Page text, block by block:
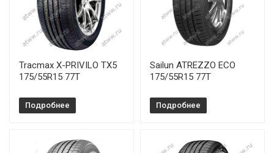
Tracmax X-PRIVILO TX5
175/55R15 77T
Подробнее
Sailun ATREZZO ECO
175/55R15 77T
Подробнее